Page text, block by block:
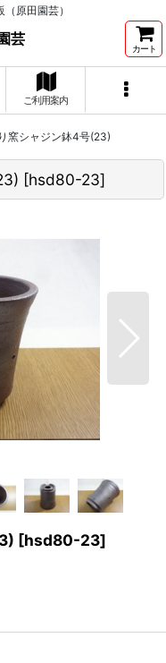
原田園芸）
芸
カート
ご利用案内
窯シャジン鉢4号(23)
[hsd80-23]
[hsd80-23]